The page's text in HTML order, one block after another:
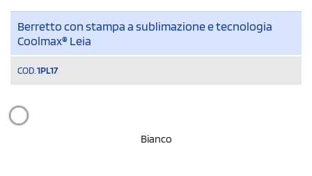
Berretto con stampa a sublimazione e tecnologia
Coolmax® Leia
COD. 1PL17
Bianco